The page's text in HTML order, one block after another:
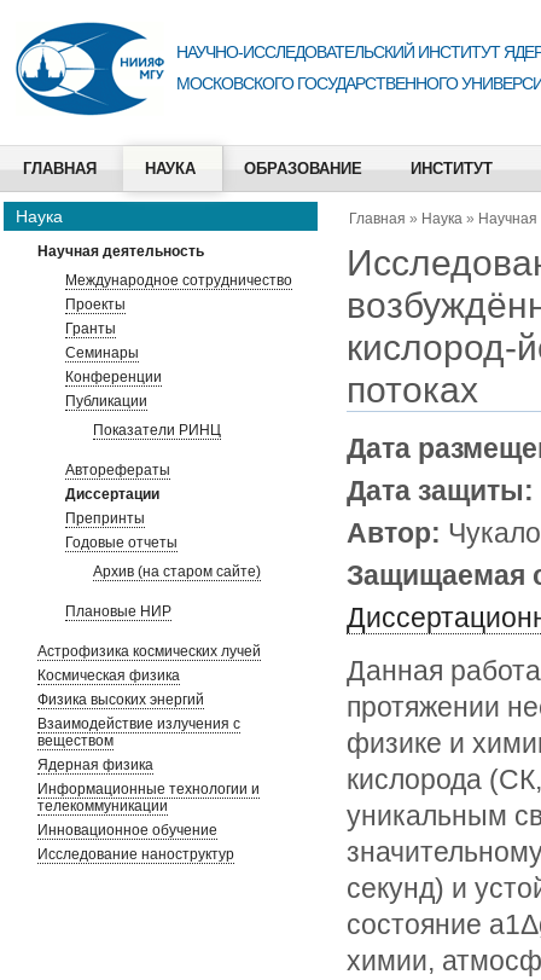
НАУЧНО-ИССЛЕДОВАТЕЛЬСКИЙ ИНСТИТУТ
МОСКОВСКОГО ГОСУДАРСТВЕННОГО
ГЛАВНАЯ НАУКА ОБРАЗОВАНИЕ ИНСТИТУТ
Наука
Научная деятельность
Международное сотрудничество
Проекты
Гранты
Семинары
Конференции
Публикации
Показатели РИНЦ
Авторефераты
Диссертации
Препринты
Годовые отчеты
Архив (на старом сайте)
Плановые НИР
Астрофизика космических лучей
Космическая физика
Физика высоких энергий
Взаимодействие излучения с
веществом
Ядерная физика
Информационные технологии и
телекоммуникации
Инновационное обучение
Исследование наноструктур
Главная » Наука » Научная
кислород-
потоках
Дата
Дата защиты:
Автор:
Защищаемая
Данная
протяжении
физике и
кислорода
уникальным
секунд) и
состояние
химии,